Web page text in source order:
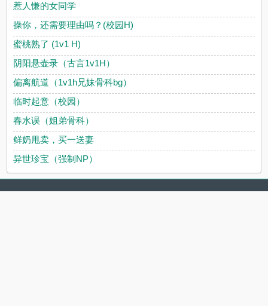
惹人慊的女同学
操你，还需要理由吗？(校园H)
蜜桃熟了 (1v1 H)
阴阳悬壶录（古言1v1H）
偏离航道（1v1h兄妹骨科bg）
临时起意（校园）
春水误（姐弟骨科）
鲜奶甩卖，买一送妻
异世珍宝（强制NP）